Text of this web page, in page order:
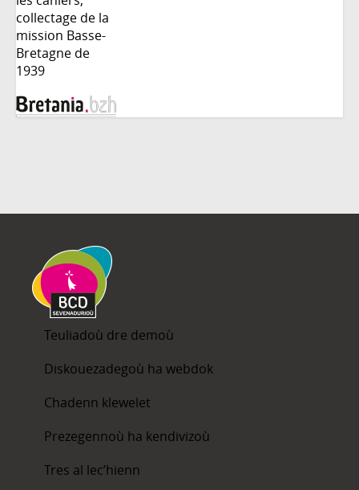
Teuliadoù dre demoù
Diskouezadegoù ha webdok
Chadenn klewelet
Prezegennoù ha kendivizoù
Tres al lec’hienn